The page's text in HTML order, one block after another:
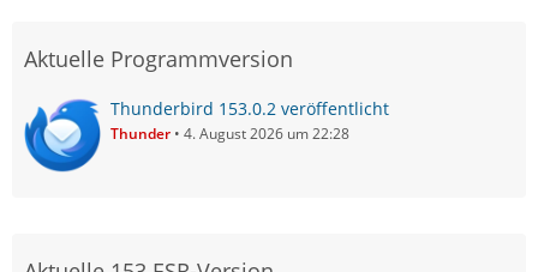
Aktuelle Programmversion
Thunderbird 153.0.2 veröffentlicht
Thunder 4. August 2026 um 22:28